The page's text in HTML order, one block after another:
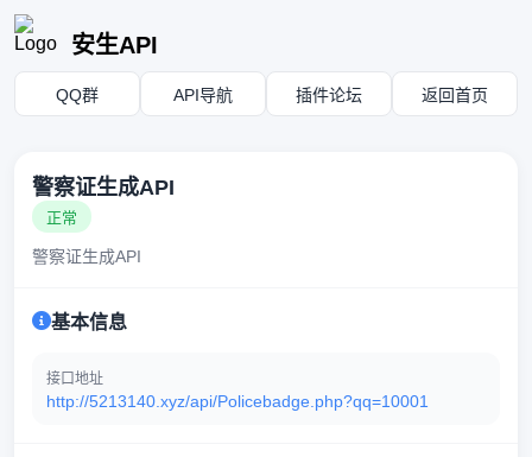
安生API
QQ群 API导航 插件论坛 返回首页
警察证生成API
正常
警察证生成API
基本信息
接口地址
http://5213140.xyz/api/Policebadge.php?qq=10001